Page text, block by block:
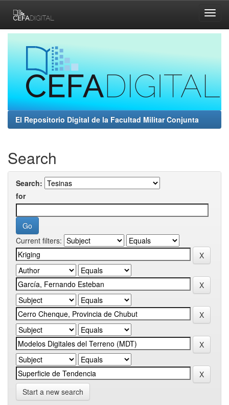
navigation
El Repositorio Digital de la Facultad Militar Conjunta
Search
Search:
for
Current filters:
Start a new search